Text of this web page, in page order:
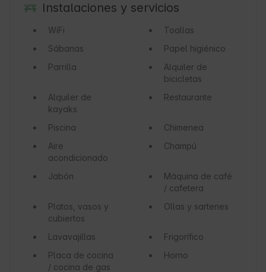
Instalaciones y servicios
WiFi
Toallas
Sábanas
Papel higiénico
Parrilla
Alquiler de
bicicletas
Alquiler de
kayaks
Restaurante
Piscina
Chimenea
Aire
acondicionado
Champú
Jabón
Máquina de café
/ cafetera
Platos, vasos y
cubiertos
Ollas y sartenes
Lavavajillas
Frigorífico
Placa de cocina
/ cocina de gas
Horno